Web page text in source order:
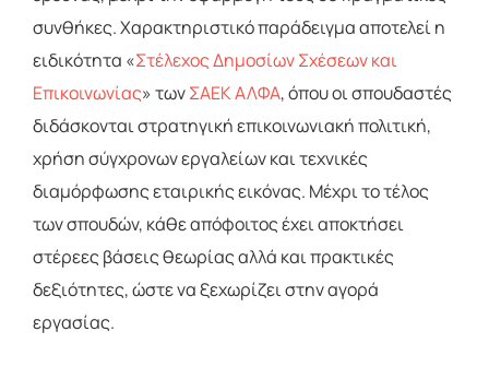
συνθήκες. Χαρακτηριστικό παράδειγμα αποτελεί η
ειδικότητα «Στέλεχος Δημοσίων Σχέσεων και
Επικοινωνίας» τωνΣΑΕΚ ΑΛΦΑ, όπου οι σπουδαστές
διδάσκονται στρατηγική επικοινωνιακή πολιτική,
χρήση σύγχρονων εργαλείων και τεχνικές
διαμόρφωσης εταιρικής εικόνας. Μέχρι το τέλος
των σπουδών, κάθε απόφοιτος έχει αποκτήσει
στέρεες βάσεις θεωρίας αλλά και πρακτικές
δεξιότητες, ώστε να ξεχωρίζει στην αγορά
εργασίας.